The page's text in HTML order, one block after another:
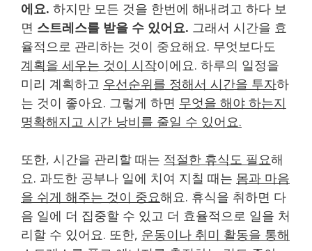
에요. 하지만 모든 것을 한번에 해내려고 하다 보
면 스트레스를 받을 수 있어요. 그래서 시간을 효
율적으로 관리하는 것이 중요해요. 무엇보다도
계획을 세우는 것이 시작이에요. 하루의 일정을
미리 계획하고 우선순위를 정해서 시간을 투자하
는 것이 좋아요. 그렇게 하면 무엇을 해야 하는지
명확해지고 시간 낭비를 줄일 수 있어요.
또한, 시간을 관리할 때는 적절한 휴식도 필요해
요. 과도한 공부나 일에 치여 지칠 때는 몸과 마음
을 쉬게 해주는 것이 중요해요. 휴식을 취하면 다
음 일에 더 집중할 수 있고 더 효율적으로 일을 처
리할 수 있어요. 또한, 운동이나 취미 활동을 통해